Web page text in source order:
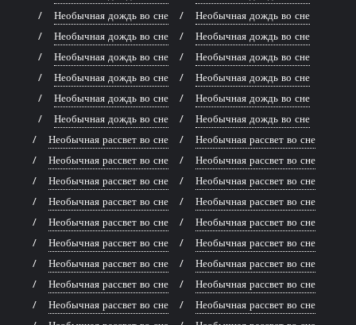
Необычная дождь во сне
Необычная дождь во сне
Необычная дождь во сне
Необычная дождь во сне
Необычная дождь во сне
Необычная дождь во сне
Необычная дождь во сне
Необычная дождь во сне
Необычная дождь во сне
Необычная дождь во сне
Необычная дождь во сне
Необычная дождь во сне
Необычная рассвет во сне
Необычная рассвет во сне
Необычная рассвет во сне
Необычная рассвет во сне
Необычная рассвет во сне
Необычная рассвет во сне
Необычная рассвет во сне
Необычная рассвет во сне
Необычная рассвет во сне
Необычная рассвет во сне
Необычная рассвет во сне
Необычная рассвет во сне
Необычная рассвет во сне
Необычная рассвет во сне
Необычная рассвет во сне
Необычная рассвет во сне
Необычная рассвет во сне
Необычная рассвет во сне